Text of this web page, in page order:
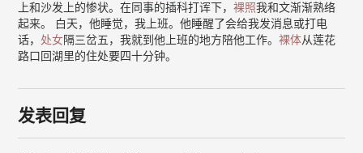
上和沙发上的惨状。在同事的插科打诨下，裸照我和文渐渐熟络
起来。 白天，他睡觉，我上班。他睡醒了会给我发消息或打电
话， 处女隔三岔五，我就到他上班的地方陪他工作。裸体从莲花
路口回湖里的住处要四十分钟。
发表回复